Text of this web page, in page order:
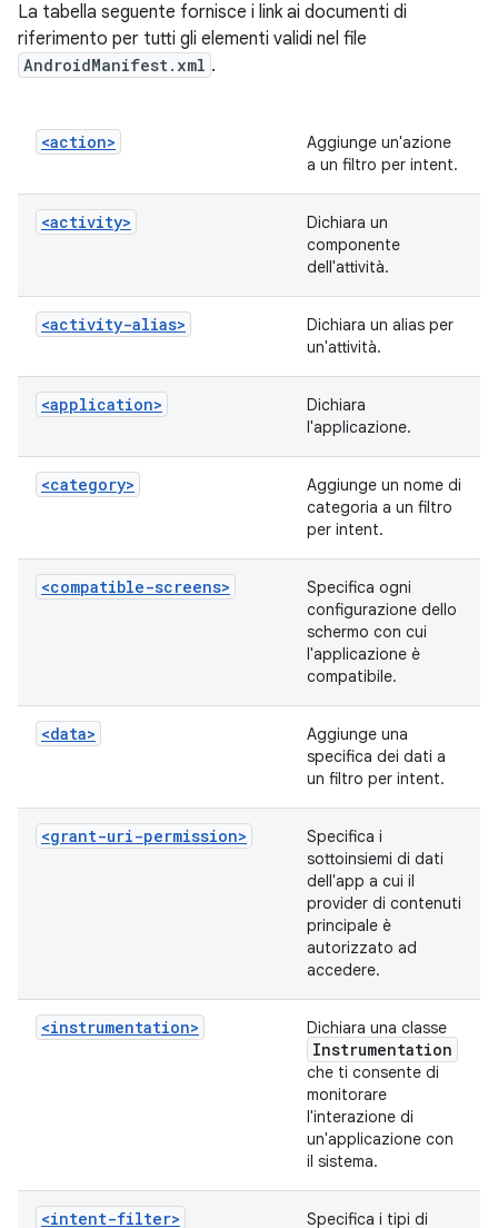
La tabella seguente fornisce i link ai documenti di
riferimento per tutti gli elementi validi nel file
AndroidManifest.xml .
<action>
Aggiunge un'azione
a un filtro per intent.
<activity>
Dichiara un
componente
dell'attività.
<activity-alias>
Dichiara un alias per
un'attività.
<application>
Dichiara
l'applicazione.
<category>
Aggiunge un nome di
categoria a un filtro
per intent.
<compatible-screens>
Specifica ogni
configurazione dello
schermo con cui
l'applicazione è
compatibile.
<data>
Aggiunge una
specifica dei dati a
un filtro per intent.
<grant-uri-permission>
Specifica i
sottoinsiemi di dati
dell'app a cui il
provider di contenuti
principale è
autorizzato ad
accedere.
<instrumentation> Dichiara una classe
Instrumentation
che ti consente di
monitorare
l'interazione di
un'applicazione con
il sistema.
<intent-filter> Specifica i tipi di